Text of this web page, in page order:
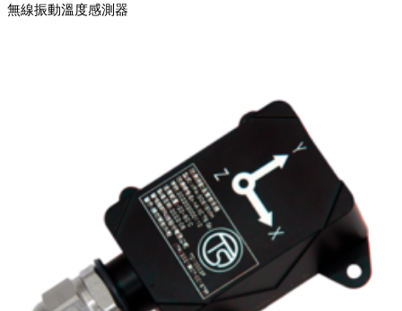
無線振動溫度感測器